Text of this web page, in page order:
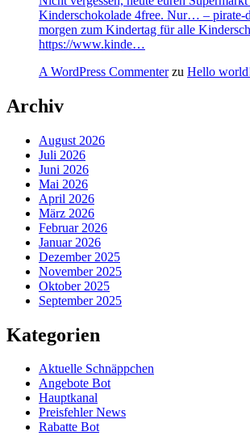
Kinderschokolade 4free. Nur… – pirate-
morgen zum Kindertag für alle
https://www.kinde…
A WordPress Commenterzu Hello
Archiv
August 2026
Juli 2026
Juni 2026
Mai 2026
April 2026
März 2026
Februar 2026
Januar 2026
Dezember 2025
November 2025
Oktober 2025
September 2025
Kategorien
Aktuelle Schnäppchen
Angebote Bot
Hauptkanal
Preisfehler News
Rabatte Bot